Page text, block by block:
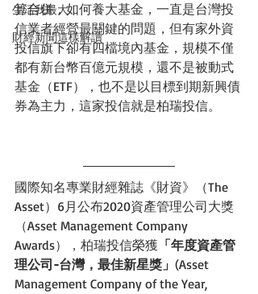
生活我最大
財經新聞這樣解讀
算合併，如何養大基金，一直是台灣投
信業者經營最關鍵的問題，但有家外資
投信旗下卻有四檔境內基金，規模不僅
都有新台幣百億元規模，還不是被動式
基金（ETF），也不是以目標到期新興債
券為主力，這家投信就是柏瑞投信。
國際知名專業財經雜誌《財資》（The
Asset）6月公布2020資產管理公司大獎
（Asset Management Company
Awards），柏瑞投信榮獲 「年度資產管
理公司-台灣，最佳新星獎」 (Asset
Management Company of the Year,